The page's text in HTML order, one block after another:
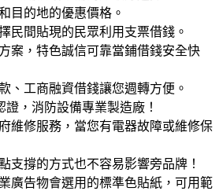
目的地的優惠價格。
民間貼現的民眾利用支票借錢。
案，特色誠信可靠當鋪借錢安全快
、工商融資借錢讓您週轉方便。
證，消防設備專業製造廠！
維修服務，當您有電器故障或維修保
支撐的方式也不容易影響旁品牌！
廣告物會選用的標準色貼紙，可用範